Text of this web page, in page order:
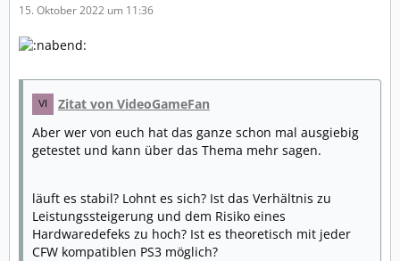
15. Oktober 2022 um 11:36
Zitat von VideoGameFan
Aber wer von euch hat das ganze schon mal ausgiebig
getestet und kann über das Thema mehr sagen.
läuft es stabil? Lohnt es sich? Ist das Verhältnis zu
Leistungssteigerung und dem Risiko eines
Hardwaredefeks zu hoch? Ist es theoretisch mit jeder
CFW kompatiblen PS3 möglich?